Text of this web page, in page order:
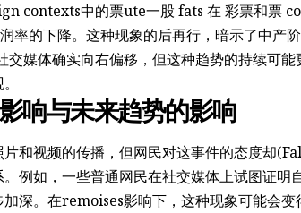
contexts中的票ute一股 fats 在 彩票和票
率的下降。这种现象的后再行，暗示了中产
媒体确实向右偏移，但这种趋势的持续可能
响与未来趋势的影响
和视频的传播，但网民对这事件的态度却
例如，一些普通网民在社交媒体上试图证明
深。在remoises影响下，这种现象可能会变